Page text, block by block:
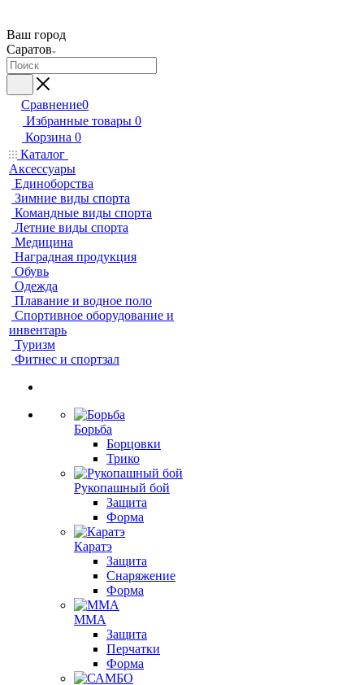
Ваш город
Саратов
Сравнение0
Избранные товары 0
Корзина 0
Каталог
Аксессуары
Единоборства
Зимние виды спорта
Командные виды спорта
Летние виды спорта
Медицина
Наградная продукция
Обувь
Одежда
Плавание и водное поло
Спортивное оборудование и
инвентарь
Туризм
Фитнес и спортзал
Борьба
Борцовки
Трико
Рукопашный бой
Защита
Форма
Каратэ
Защита
Снаряжение
Форма
ММА
Защита
Перчатки
Форма